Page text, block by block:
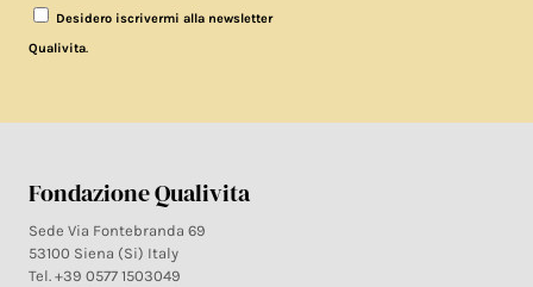
Desidero iscrivermi alla newsletter
Qualivita.
Fondazione Qualivita
Sede Via Fontebranda 69
53100 Siena (Si) Italy
Tel. +39 0577 1503049